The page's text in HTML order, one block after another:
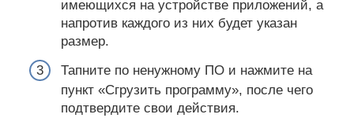
имеющихся на устройстве приложений, а
напротив каждого из них будет указан
размер.
Тапните по ненужному ПО и нажмите на
пункт «Сгрузить программу», после чего
подтвердите свои действия.